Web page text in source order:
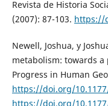
Revista de Historia
(2007): 87-103. https://
Newell, Joshua, y
metabolism: towards
Progress in Human
https://doi.org/
https://doi.org/